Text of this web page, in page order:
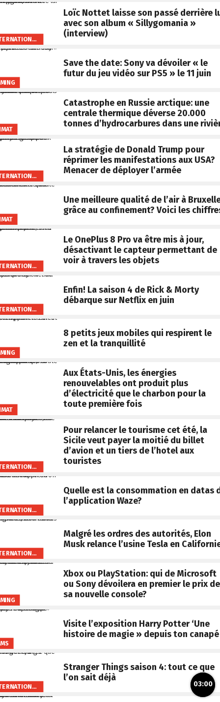
INTERNATIONAL
Loïc Nottet laisse son passé derrière
avec son album « Sillygomania »
(interview)
Save the date: Sony va dévoiler « le
futur du jeu vidéo sur PS5 » le 11 juin
Catastrophe en Russie arctique: une
centrale thermique déverse 20.000
tonnes d’hydrocarbures dans une
INTERNATIONAL
La stratégie de Donald Trump pour
réprimer les manifestations aux USA?
Menacer de déployer l’armée
Une meilleure qualité de l’air à
grâce au confinement? Voici les
INTERNATIONAL
Le OnePlus 8 Pro va être mis à jour,
désactivant le capteur permettant de
voir à travers les objets
INTERNATIONAL
Enfin! La saison 4 de Rick & Morty
débarque sur Netflix en juin
8 petits jeux mobiles qui respirent le
zen et la tranquillité
Aux États-Unis, les énergies
renouvelables ont produit plus
d’électricité que le charbon pour la
toute première fois
INTERNATIONAL
Pour relancer le tourisme cet été, la
Sicile veut payer la moitié du billet
d’avion et un tiers de l’hotel aux
touristes
INTERNATIONAL
Quelle est la consommation en datas
l’application Waze?
INTERNATIONAL
Malgré les ordres des autorités, Elon
Musk relance l’usine Tesla en
Xbox ou PlayStation: qui de Microsoft
ou Sony dévoilera en premier le prix de
sa nouvelle console?
Visite l’exposition Harry Potter ‘Une
histoire de magie » depuis ton canapé
INTERNATIONAL
Stranger Things saison 4: tout ce que
l’on sait déjà
03:00